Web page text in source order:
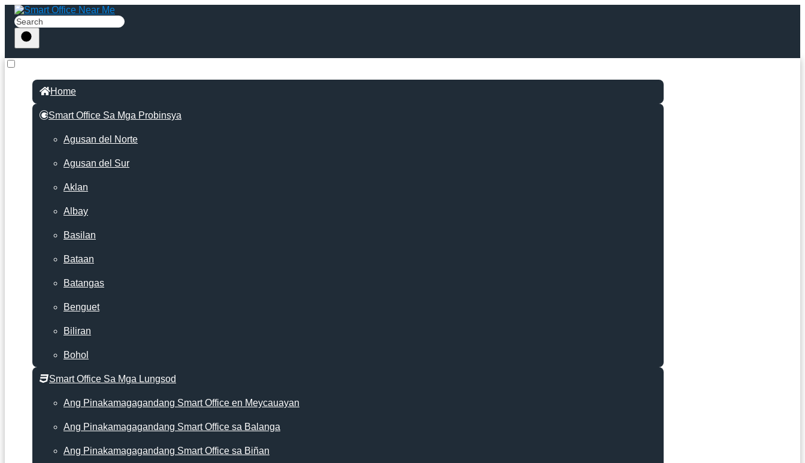
Home
Smart Office Sa Mga Probinsya
Agusan del Norte
Agusan del Sur
Aklan
Albay
Basilan
Bataan
Batangas
Benguet
Biliran
Bohol
Smart Office Sa Mga Lungsod
Ang Pinakamagagandang Smart Office en Meycauayan
Ang Pinakamagagandang Smart Office sa Balanga
Ang Pinakamagagandang Smart Office sa Biñan